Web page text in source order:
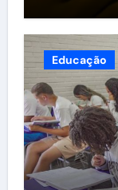
Educação